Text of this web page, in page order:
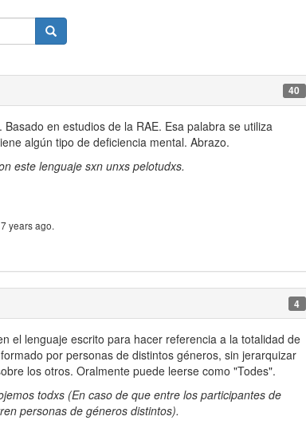
40
Basado en estudios de la RAE. Esa palabra se utiliza
algún tipo de deficiencia mental. Abrazo.
este lenguaje sxn unxs pelotudxs.
years ago.
4
el lenguaje escrito para hacer referencia a la totalidad de
por personas de distintos géneros, sin jerarquizar
los otros. Oralmente puede leerse como "Todes".
todxs (En caso de que entre los participantes de
personas de géneros distintos).